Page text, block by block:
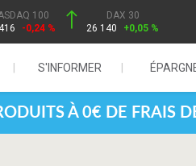
100
-0,24 %
DAX 30
26 140
+0,05 %
S'INFORMER
À 0€ DE FRAIS